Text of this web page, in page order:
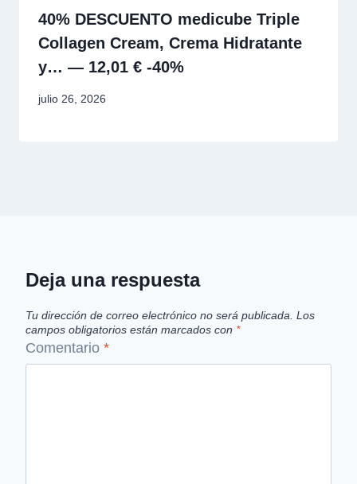
40% DESCUENTO medicube Triple
Collagen Cream, Crema Hidratante
y… — 12,01 € -40%
julio 26, 2026
Deja una respuesta
Tu dirección de correo electrónico no será publicada. Los
campos obligatorios están marcados con *
Comentario *